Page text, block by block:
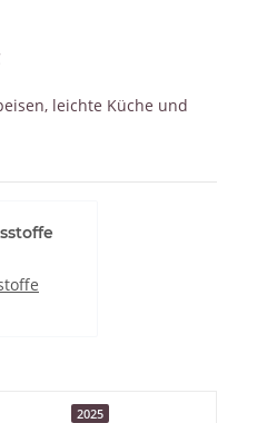
leichte Küche und
2025